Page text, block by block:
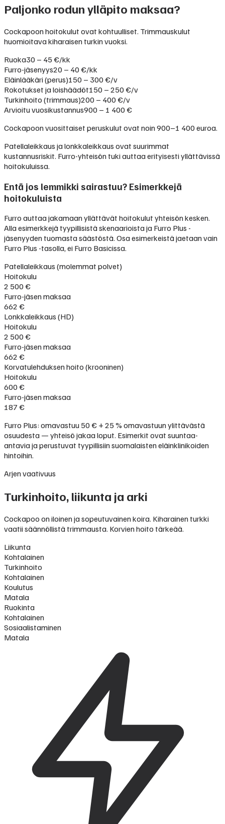
Paljonko rodun ylläpito maksaa?
Cockapoon hoitokulut ovat kohtuulliset. Trimmauskulut
huomioitava kiharaisen turkin vuoksi.
Ruoka30 – 45 €/kk
Furro-jäsenyys20 – 40 €/kk
Eläinlääkäri (perus)150 – 300 €/v
Rokotukset ja loishäädöt150 – 250 €/v
Turkinhoito (trimmaus)200 – 400 €/v
Arvioitu vuosikustannus900 – 1 400 €
Cockapoon vuosittaiset peruskulut ovat noin 900–1 400 euroa.
Patellaleikkaus ja lonkkaleikkaus ovat suurimmat
kustannusriskit. Furro-yhteisön tuki auttaa erityisesti yllättävissä
hoitokuluissa.
Entä jos lemmikki sairastuu? Esimerkkejä
hoitokuluista
Furro auttaa jakamaan yllättävät hoitokulut yhteisön kesken.
Alla esimerkkejä tyypillisistä skenaarioista ja Furro Plus -
jäsenyyden tuomasta säästöstä. Osa esimerkeistä jaetaan vain
Furro Plus -tasolla, ei Furro Basicissa.
Patellaleikkaus (molemmat polvet)
Hoitokulu
2 500 €
Furro-jäsen maksaa
662 €
Lonkkaleikkaus (HD)
Hoitokulu
2 500 €
Furro-jäsen maksaa
662 €
Korvatulehduksen hoito (krooninen)
Hoitokulu
600 €
Furro-jäsen maksaa
187 €
Furro Plus: omavastuu 50 € + 25 % omavastuun ylittävästä
osuudesta — yhteisö jakaa loput. Esimerkit ovat suuntaa-
antavia ja perustuvat tyypillisiin suomalaisten eläinklinikoiden
hintoihin.
Arjen vaativuus
Turkinhoito, liikunta ja arki
Cockapoo on iloinen ja sopeutuvainen koira. Kiharainen turkki
vaatii säännöllistä trimmausta. Korvien hoito tärkeää.
Liikunta
Kohtalainen
Turkinhoito
Kohtalainen
Koulutus
Matala
Ruokinta
Kohtalainen
Sosiaalistaminen
Matala